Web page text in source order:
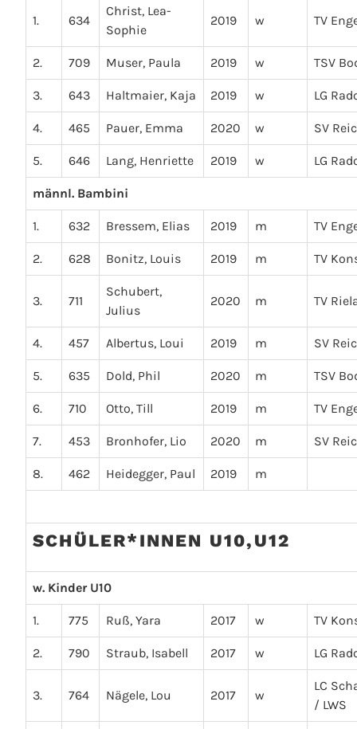
1. 634
Christ, Lea-
Sophie
2019 w TV
2. 709 Muser, Paula 2019 w TSV
3. 643 Haltmaier, Kaja 2019 w LG
4. 465 Pauer, Emma 2020 w SV
5. 646 Lang, Henriette 2019 w LG
männl. Bambini
1. 632 Bressem, Elias 2019 m TV
2. 628 Bonitz, Louis 2019 m TV
3. 711
Schubert,
Julius
2020 m TV
4. 457 Albertus, Loui 2019 m SV
5. 635 Dold, Phil 2020 m TSV
6. 710 Otto, Till 2019 m TV
7. 453 Bronhofer, Lio 2020 m SV
8. 462 Heidegger, Paul 2019 m
SCHÜLER*INNEN U10,U12
w. Kinder U10
1. 775 Ruß, Yara 2017 w TV
2. 790 Straub, Isabell 2017 w LG
3. 764 Nägele, Lou 2017 w
LC
/ LWS